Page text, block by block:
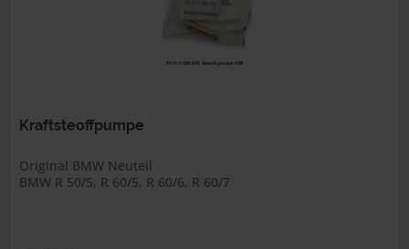
Kraftsteoffpumpe
Original BMW Neuteil
BMW R 50/5, R 60/5, R 60/6, R 60/7